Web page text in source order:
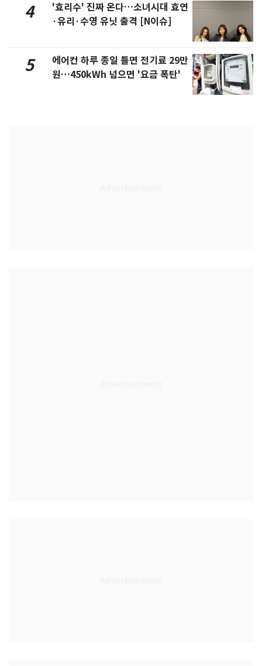
4
'효리수' 진짜 온다…소녀시대 효연
·유리·수영 유닛 출격 [N이슈]
5
에어컨 하루 종일 틀면 전기료 29만
원…450kWh 넘으면 '요금 폭탄'